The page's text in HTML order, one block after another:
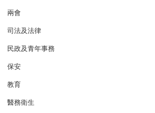
兩會
司法及法律
民政及青年事務
保安
教育
醫務衛生